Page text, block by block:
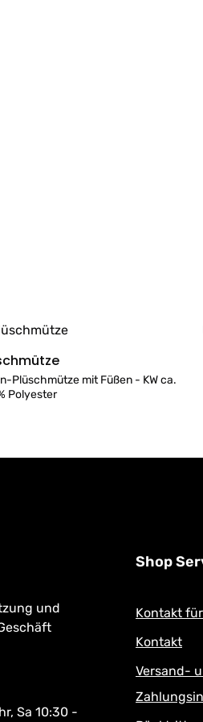
Details
Plüschmütze mit Füßen - KW ca.
Polyester
und
Sa 10:30 -
Shop
Kontakt
Kontakt
Versand-